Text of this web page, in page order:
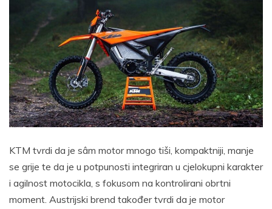
KTM tvrdi da je sâm motor mnogo tiši, kompaktniji, manje
se grije te da je u potpunosti integriran u cjelokupni karakter
i agilnost motocikla, s fokusom na kontrolirani obrtni
moment. Austrijski brend također tvrdi da je motor